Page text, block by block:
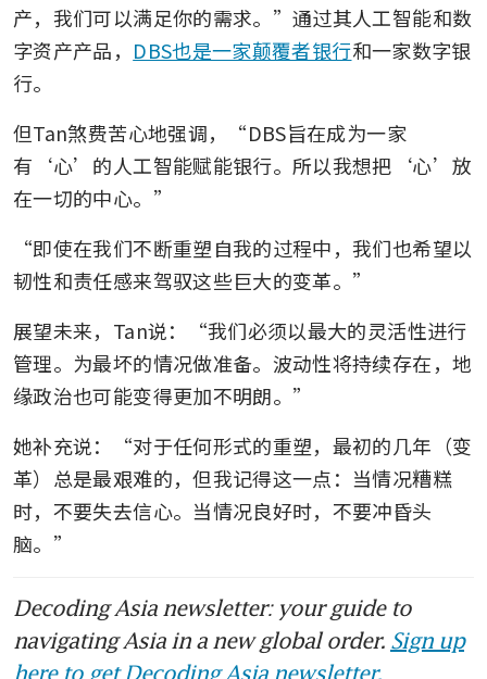
产，我们可以满足你的需求。”通过其人工智能和数
字资产产品， DBS也是一家颠覆者银行和一家数字银
行。
但Tan煞费苦心地强调，“DBS旨在成为一家
有‘心’的人工智能赋能银行。所以我想把‘心’放
在一切的中心。”
“即使在我们不断重塑自我的过程中，我们也希望以
韧性和责任感来驾驭这些巨大的变革。”
展望未来，Tan说：“我们必须以最大的灵活性进行
管理。为最坏的情况做准备。波动性将持续存在，地
缘政治也可能变得更加不明朗。”
她补充说：“对于任何形式的重塑，最初的几年（变
革）总是最艰难的，但我记得这一点：当情况糟糕
时，不要失去信心。当情况良好时，不要冲昏头
脑。”
Decoding Asia newsletter: your guide to
navigating Asia in a new global order. Sign up
here to get Decoding Asia newsletter.